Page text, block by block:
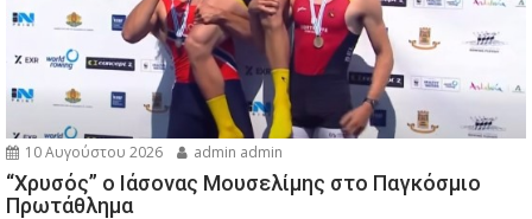
10 Αυγούστου 2026 admin admin
“Χρυσός” ο Ιάσονας Μουσελίμης στο Παγκόσμιο
Πρωτάθλημα